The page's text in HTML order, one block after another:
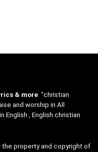
& more “christian
and worship in All
English , English christian
the property and copyright of